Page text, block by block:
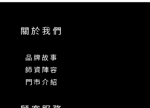
關 於 我 們
品 牌 故 事
師 資 陣 容
門 市 介 紹